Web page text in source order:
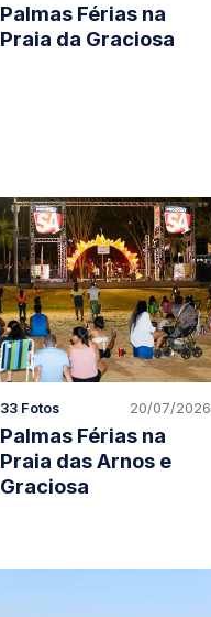
Palmas Férias na
Praia da Graciosa
33 Fotos 20/07/2026
Palmas Férias na
Praia das Arnos e
Graciosa